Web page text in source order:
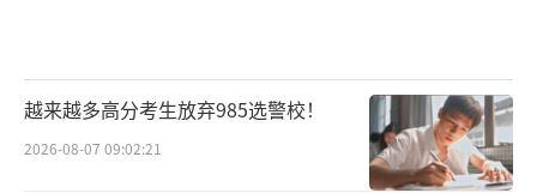
越来越多高分考生放弃985选警校！
2026-08-07 09:02:21